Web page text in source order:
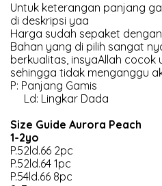
Untuk keterangan panjang
di deskripsi yaa
Harga sudah sepaket
Bahan yang di pilih sangat
berkualitas, insyaAllah
sehingga tidak menganggu
P: Panjang Gamis
Ld: Lingkar Dada
Size Guide Aurora Peach
1-2yo
P.52ld.66 2pc
P.52ld.64 1pc
P.54ld.66 8pc